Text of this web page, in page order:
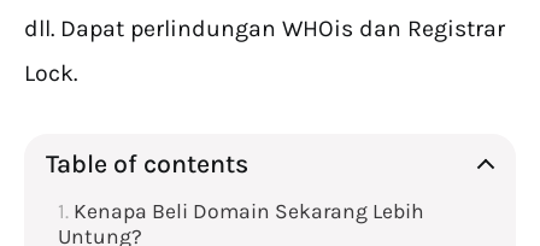
dll. Dapat perlindungan WHOis dan Registrar
Lock.
Table of contents
Kenapa Beli Domain Sekarang Lebih
Untung?